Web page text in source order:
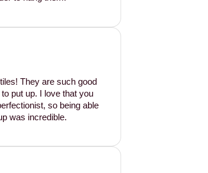
They are such good
put up. I love that you
so being able
was incredible.